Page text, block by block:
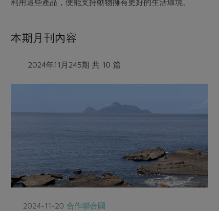
利用這些產品，便能支持動物擁有更好的生活環境。
本期月刊內容
2024年11月245期 共 10 篇
2024-11-20合作聯合國